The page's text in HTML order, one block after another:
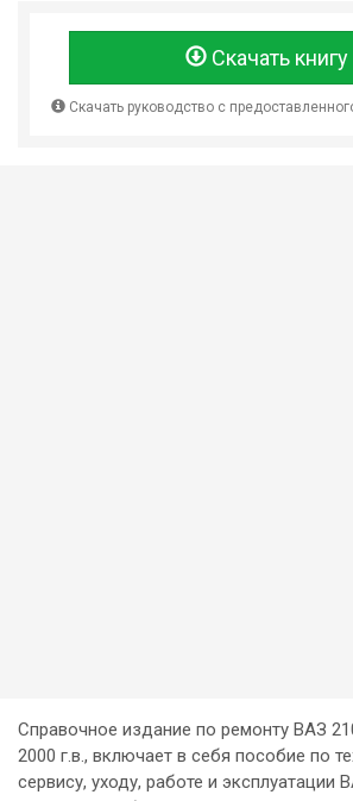
Скачать книгу
Скачать руководство с
Справочное издание по ремонту ВАЗ
2000 г.в., включает в себя пособие по
сервису, уходу, работе и эксплуатации